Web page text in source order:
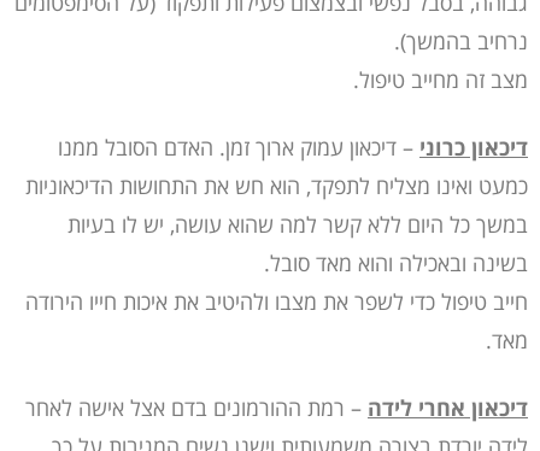
נרחיב בהמשך).
מצב זה מחייב טיפול.
דיכאון כרוני – דיכאון עמוק ארוך זמן. האדם הסובל ממנו
כמעט ואינו מצליח לתפקד, הוא חש את התחושות הדיכאוניות
במשך כל היום ללא קשר למה שהוא עושה, יש לו בעיות
בשינה ובאכילה והוא מאד סובל.
חייב טיפול כדי לשפר את מצבו ולהיטיב את איכות חייו הירודה
מאד.
דיכאון אחרי לידה – רמת ההורמונים בדם אצל אישה לאחר